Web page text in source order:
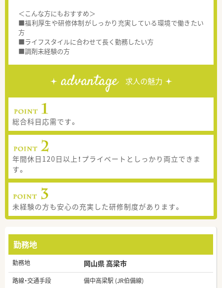
＜こんな方にもおすすめ＞
■福利厚生や研修体制がしっかり充実している環境で働きたい
方
■ライフスタイルに合わせて長く勤務したい方
■調剤未経験の方
advantage 求人の魅力
総合科目応需です。
年間休日120日以上！プライベートとしっかり両立できま
す。
未経験の方も安心の充実した研修制度があります。
勤務地
勤務地 岡山県 高梁市
路線・交通手段
備中高梁駅 (JR伯備線)